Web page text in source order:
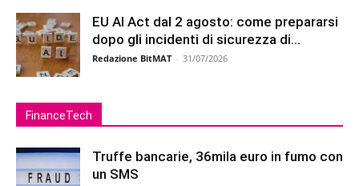
EU AI Act dal 2 agosto: come prepararsi
dopo gli incidenti di sicurezza di...
Redazione BitMAT - 31/07/2026
FinanceTech
Truffe bancarie, 36mila euro in fumo con
un SMS